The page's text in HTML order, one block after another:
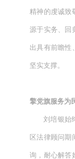
精神的虔诚致
源于实务、回
出具有前瞻性
坚实支撑。
擎党旗服务为
刘培银始
区法律顾问期
询，耐心解答